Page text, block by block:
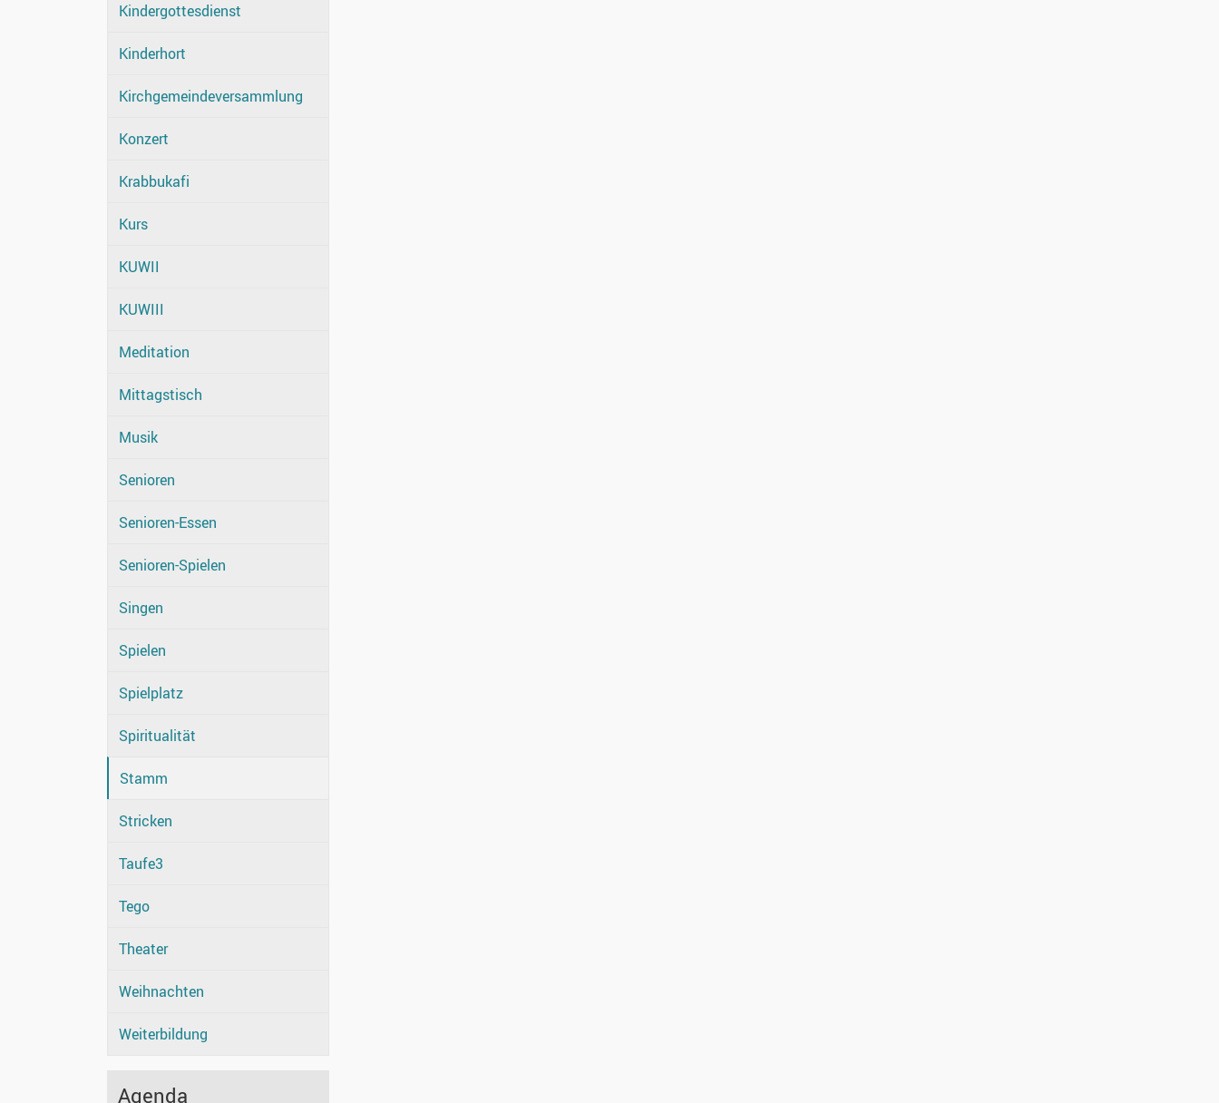
Kindergottesdienst
Kinderhort
Kirchgemeindeversammlung
Konzert
Krabbukafi
Kurs
KUWII
KUWIII
Meditation
Mittagstisch
Musik
Senioren
Senioren-Essen
Senioren-Spielen
Singen
Spielen
Spielplatz
Spiritualität
Stamm
Stricken
Taufe3
Tego
Theater
Weihnachten
Weiterbildung
Agenda